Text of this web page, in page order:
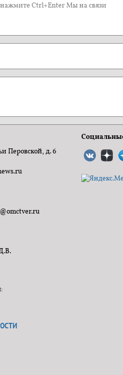
Ctrl+Enter Мы на связи
Перовской, д. 6